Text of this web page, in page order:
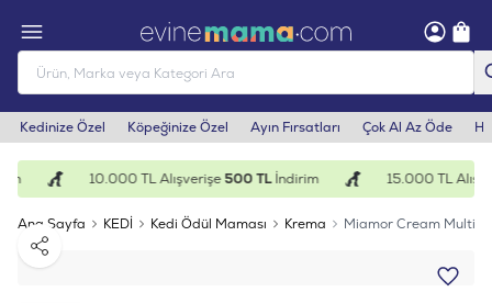
Kedinize Özel Köpeğinize Özel Ayın Fırsatları Çok Al Az Öde
10.000 TL Alışverişe500 TLİndirim 15.000 TL
Ana Sayfa KEDİ Kedi Ödül Maması Krema
Miamor Cream
Paylaş